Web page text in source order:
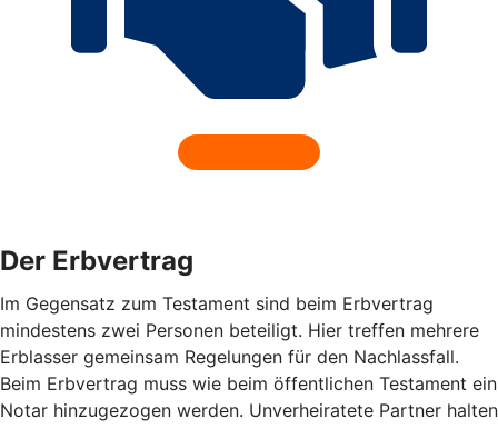
Der Erbvertrag
Im Gegensatz zum Testament sind beim Erbvertrag
mindestens zwei Personen beteiligt. Hier treffen mehrere
Erblasser gemeinsam Regelungen für den Nachlassfall.
Beim Erbvertrag muss wie beim öffentlichen Testament ein
Notar hinzugezogen werden. Unverheiratete Partner halten